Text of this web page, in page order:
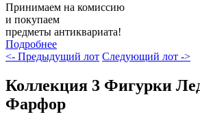
Принимаем на комиссию
и покупаем
предметы антиквариата!
Подробнее
<- Предыдущий лот Следующий лот ->
Коллекция 3 Фигурки
Фарфор